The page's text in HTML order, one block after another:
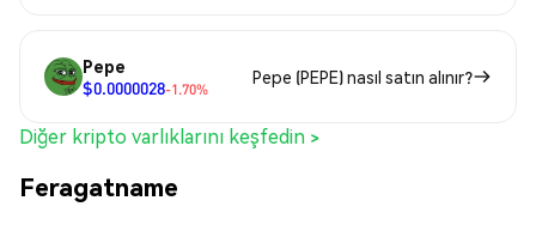
Pepe
$0.0000028-1.70%
Pepe (PEPE) nasıl satın alınır?
Diğer kripto varlıklarını keşfedin >
Feragatname